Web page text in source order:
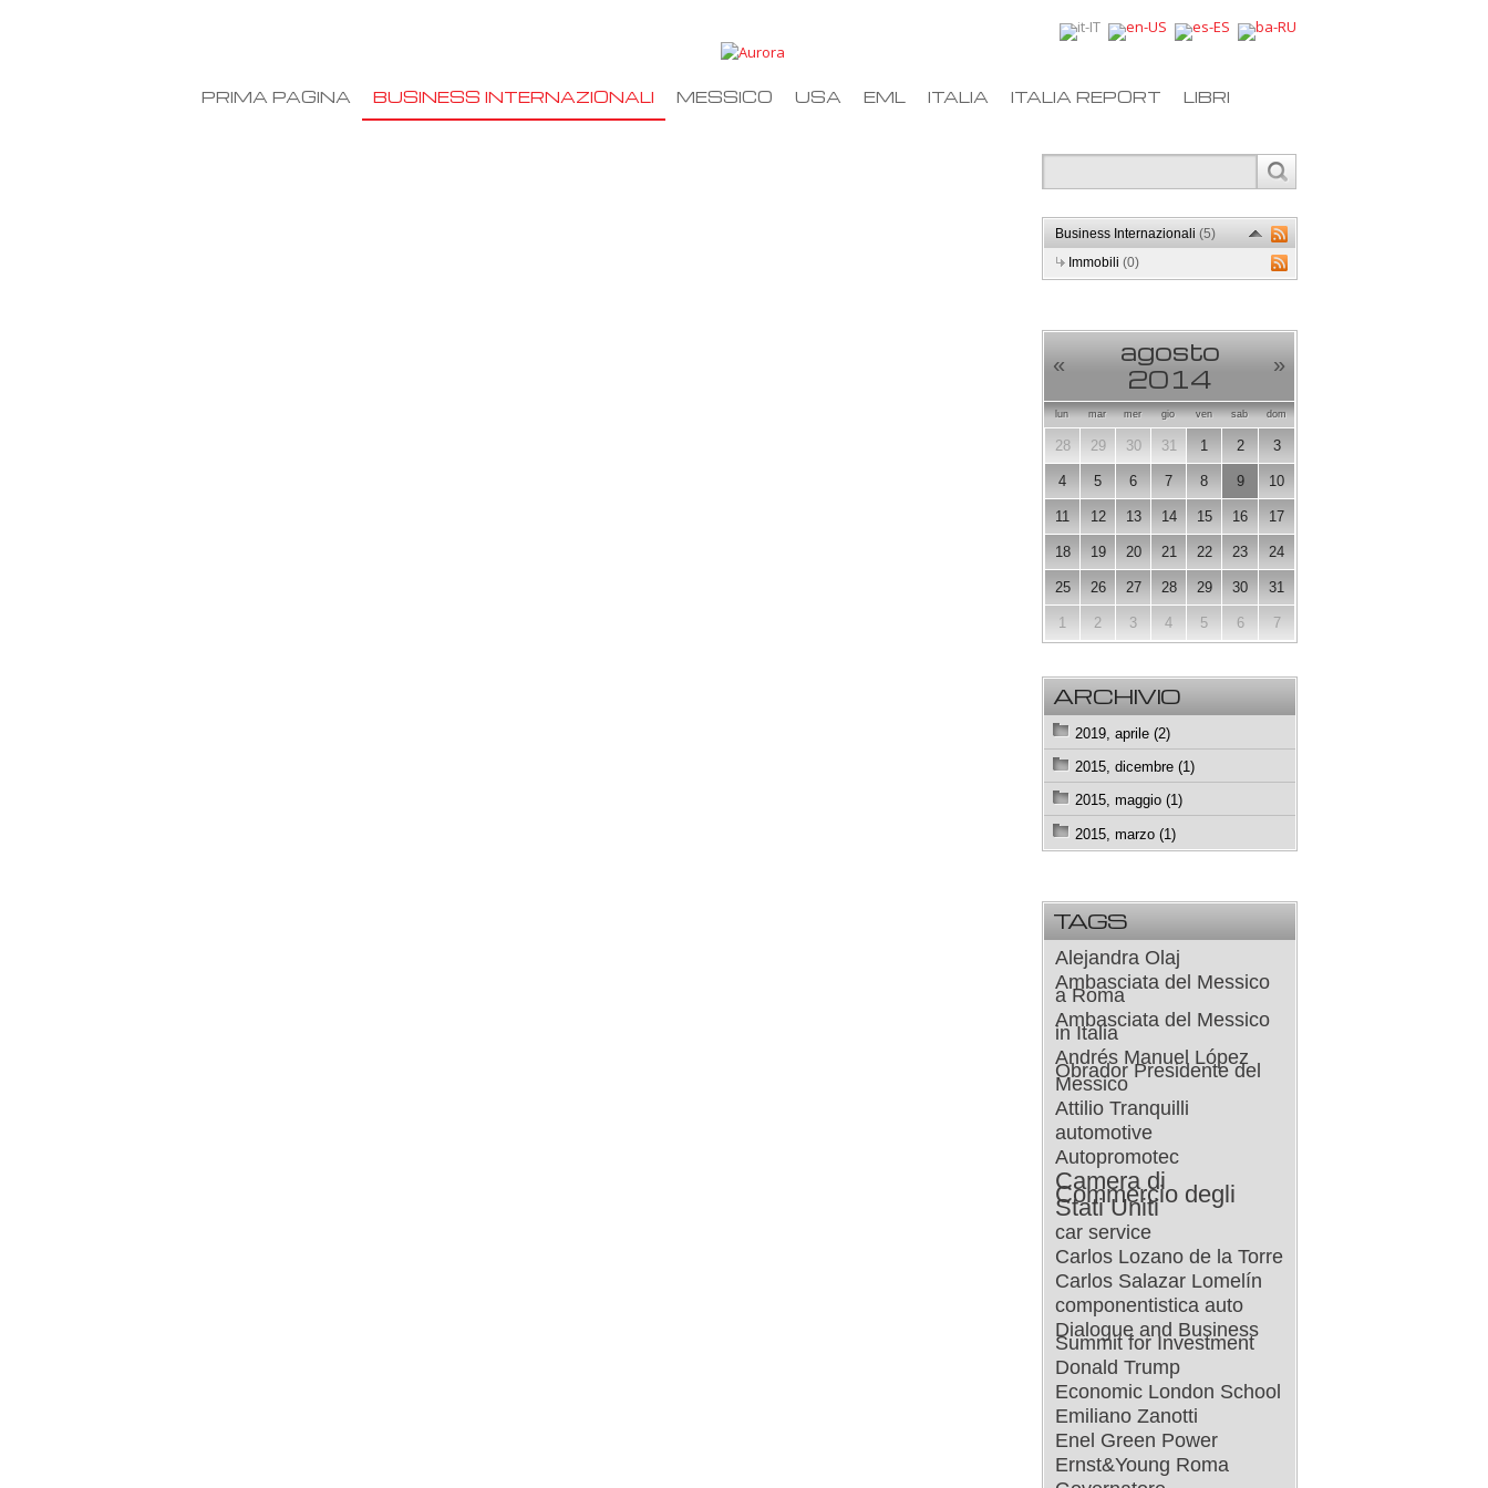
PRIMA PAGINA BUSINESS INTERNAZIONALI MESSICO USA EML ITALIA ITALIA REPORT LIBRI
Business Internazionali(5)
Immobili(0)
«
agosto
2014
»
lun mar mer gio ven sab dom
28 29 30 31 1 2 3
4 5 6 7 8 9 10
11 12 13 14 15 16 17
18 19 20 21 22 23 24
25 26 27 28 29 30 31
1 2 3 4 5 6 7
ARCHIVIO
2019, aprile (2)
2015, dicembre (1)
2015, maggio (1)
2015, marzo (1)
TAGS
Alejandra Olaj
Ambasciata del Messico
a Roma
Ambasciata del Messico
in Italia
Andrés Manuel López
Obrador Presidente del
Messico
Attilio Tranquilli
automotive
Autopromotec
Camera di
Commercio degli
Stati Uniti
car service
Carlos Lozano de la Torre
Carlos Salazar Lomelín
componentistica auto
Dialogue and Business
Summit for Investment
Donald Trump
Economic London School
Emiliano Zanotti
Enel Green Power
Ernst&Young Roma